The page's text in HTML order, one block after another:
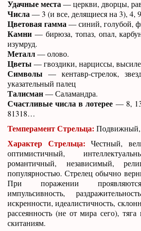
Удачные места — церкви, дворцы,
Числа — 3 (и все, делящиеся на 3), 4,
Цветовая гамма — синий, голубой,
Камни — бирюза, топаз, опал,
изумруд.
Металл— олово.
Цветы — гвоздики, нарциссы,
Символы — кентавр-стрелок,
указательный палец
Талисман— Саламандра.
Счастливые числа в лотерее — 8,
81318…
Темперамент Стрельца: Подвижный,
Характер Стрельца: Честный,
оптимистичный,
романтичный, независимый,
популярностью. Стрелец обычно
При поражении проявляются
импульсивность,
искренности, идеалистичность,
рассеянность (не от мира сего),
скитаниям.